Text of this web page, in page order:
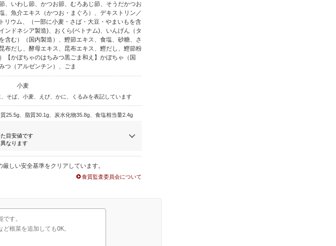
、いわし節、かつお節、むろあじ節、そうだかつお
、魚介エキス（かつお・まぐろ）、デキストリン／
リウム、（一部に小麦・さば・大豆・やまいもを含
ンドネシア製造)、おくら(ベトナム)、いんげん（タ
含む）（国内製造）、鰹節エキス、食塩、砂糖、さ
布だし、酵母エキス、昆布エキス、鰹だし、鰹節粉
【かぼちゃのはちみつ黒ごま和え】かぼちゃ（国
つ（アルゼンチン）、ごま
小麦
そば、小麦、えび、かに、くるみを表記しています
25.5g、脂質30.1g、炭水化物35.8g、食塩相当量2.4g
目安値です
なります
しい安全基準をクリアしています。
食質監査委員会について